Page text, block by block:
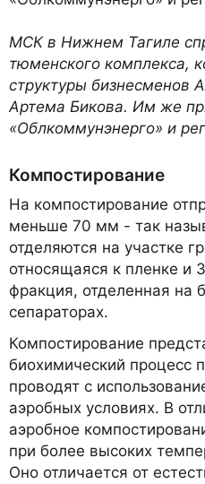
МСК в Нижнем Тагиле
тюменского комплекса,
структуры бизнесменов
Артема Бикова. Им же
«Облкоммунэнерго» и
Компостирование
На компостирование
меньше 70 мм - так
отделяются на участке
относящаяся к пленке и
фракция, отделенная на
сепараторах.
Компостирование
биохимический процесс
проводят с
аэробных условиях. В
аэробное
при более высоких
Оно отличается от